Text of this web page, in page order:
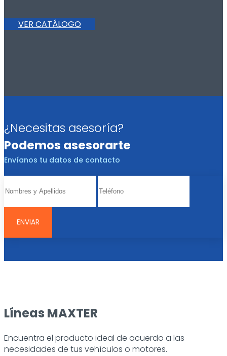
VER CATÁLOGO
¿Necesitas asesoría?
Podemos asesorarte
Envíanos tu datos de contacto
Líneas MAXTER
Encuentra el producto ideal de acuerdo a las
necesidades de tus vehículos o motores.